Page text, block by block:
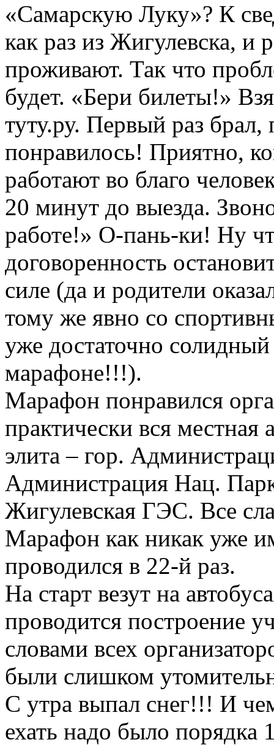
«Самарскую Луку»? К
как раз из Жигулевска, и
проживают. Так что
будет. «Бери билеты!»
туту.ру. Первый раз брал,
понравилось! Приятно,
работают во благо
20 минут до выезда.
работе!» О-пань-ки! Ну
договоренность
силе (да и родители
тому же явно со
уже достаточно
марафоне!!!).
Марафон понравился
практически вся местная
элита – гор.
Администрация Нац.
Жигулевская ГЭС. Все
Марафон как никак уже
проводился в 22-й раз.
На старт везут на
проводится построение
словами всех
были слишком
С утра выпал снег!!! И
ехать надо было порядка